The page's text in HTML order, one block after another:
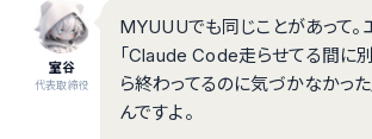
室谷
代表取締役
MYUUUでも同じことがあって。
「Claude Code走らせてる間に
ら終わってるのに気づかなかった
んですよ。